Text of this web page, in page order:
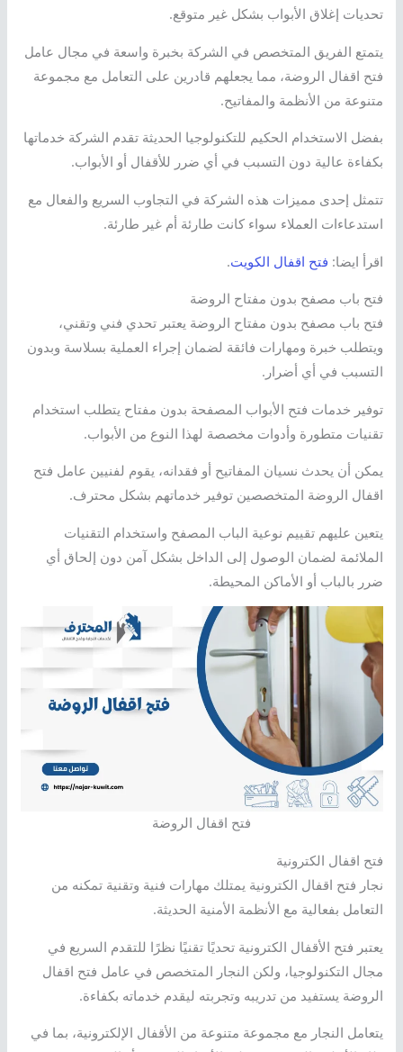
تحديات إغلاق الأبواب بشكل غير متوقع.
يتمتع الفريق المتخصص في الشركة بخبرة واسعة في مجال عامل
فتح اقفال الروضة، مما يجعلهم قادرين على التعامل مع مجموعة
متنوعة من الأنظمة والمفاتيح.
بفضل الاستخدام الحكيم للتكنولوجيا الحديثة تقدم الشركة خدماتها
بكفاءة عالية دون التسبب في أي ضرر للأقفال أو الأبواب.
تتمثل إحدى مميزات هذه الشركة في التجاوب السريع والفعال مع
استدعاءات العملاء سواء كانت طارئة أم غير طارئة.
اقرأ ايضا: فتح اقفال الكويت.
فتح باب مصفح بدون مفتاح الروضة
فتح باب مصفح بدون مفتاح الروضة يعتبر تحدي فني وتقني،
ويتطلب خبرة ومهارات فائقة لضمان إجراء العملية بسلاسة وبدون
التسبب في أي أضرار.
توفير خدمات فتح الأبواب المصفحة بدون مفتاح يتطلب استخدام
تقنيات متطورة وأدوات مخصصة لهذا النوع من الأبواب.
يمكن أن يحدث نسيان المفاتيح أو فقدانه، يقوم لفنيين عامل فتح
اقفال الروضة المتخصصين توفير خدماتهم بشكل محترف.
يتعين عليهم تقييم نوعية الباب المصفح واستخدام التقنيات
الملائمة لضمان الوصول إلى الداخل بشكل آمن دون إلحاق أي
ضرر بالباب أو الأماكن المحيطة.
فتح اقفال الروضة
فتح اقفال الكترونية
نجار فتح اقفال الكترونية يمتلك مهارات فنية وتقنية تمكنه من
التعامل بفعالية مع الأنظمة الأمنية الحديثة.
يعتبر فتح الأقفال الكترونية تحديًا تقنيًا نظرًا للتقدم السريع في
مجال التكنولوجيا، ولكن النجار المتخصص في عامل فتح اقفال
الروضة يستفيد من تدريبه وتجربته ليقدم خدماته بكفاءة.
يتعامل النجار مع مجموعة متنوعة من الأقفال الإلكترونية، بما في